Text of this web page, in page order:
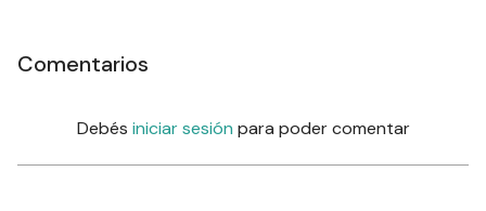
Comentarios
Debés iniciar sesión para poder comentar